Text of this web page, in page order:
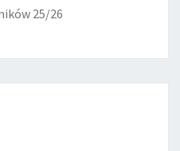
25/26